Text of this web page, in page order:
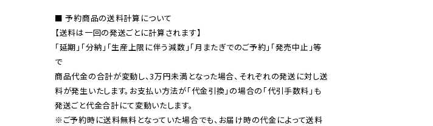
■ 予約商品の送料計算について
【送料は一回の発送ごとに計算されます】
「延期」「分納」「生産上限に伴う減数」「月またぎでのご予約」「発売中止」等
で
商品代金の合計が変動し、3万円未満となった場合、それぞれの発送に対し送
料が発生いたします。お支払い方法が「代金引換」の場合の「代引手数料」も
※ご予約時に送料無料となっていた場合でも、お届け時の代金によって送料